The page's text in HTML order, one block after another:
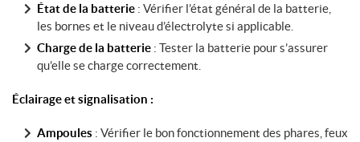
État de la batterie : Vérifier l’état général de la batterie,
les bornes et le niveau d’électrolyte si applicable.
Charge de la batterie : Tester la batterie pour s’assurer
qu’elle se charge correctement.
Éclairage et signalisation :
Ampoules : Vérifier le bon fonctionnement des phares, feux